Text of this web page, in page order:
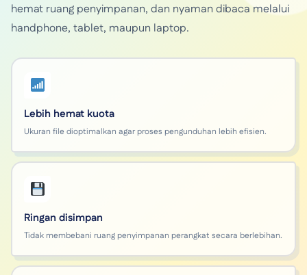
hemat ruang penyimpanan, dan nyaman dibaca melalui
handphone, tablet, maupun laptop.
Lebih hemat kuota
Ukuran file dioptimalkan agar proses pengunduhan lebih efisien.
Ringan disimpan
Tidak membebani ruang penyimpanan perangkat secara berlebihan.